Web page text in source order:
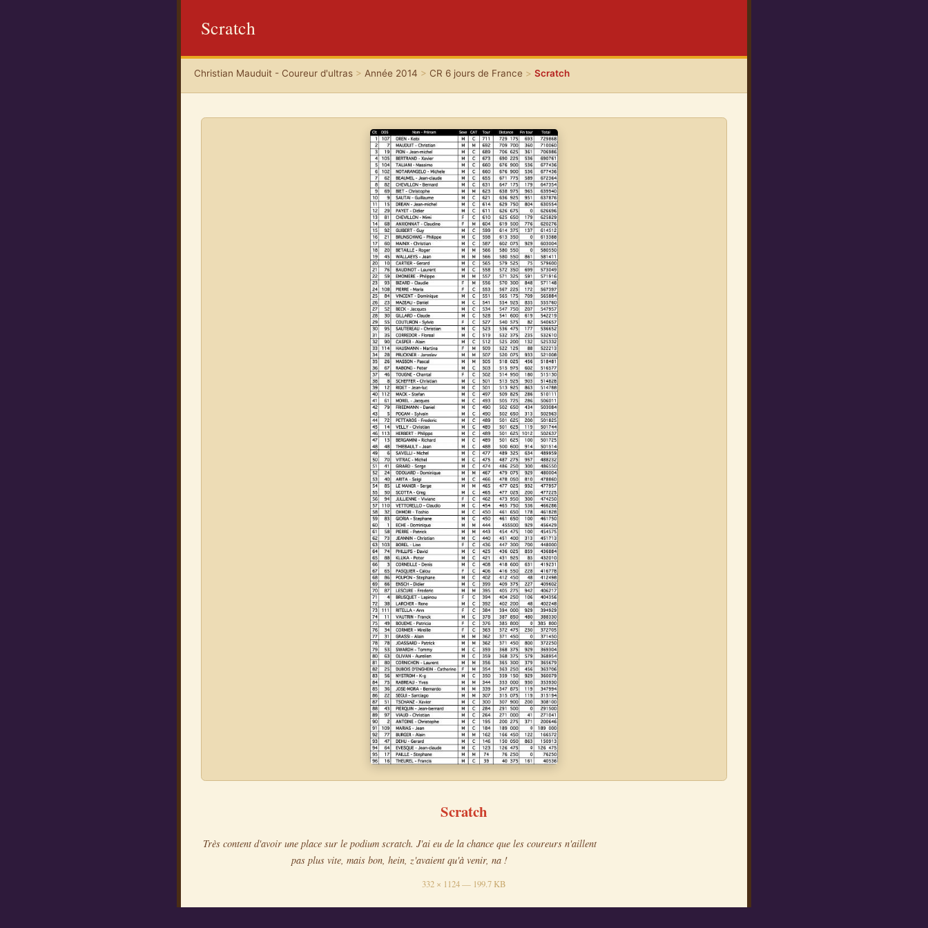
Scratch
Christian Mauduit - Coureur d'ultras > Année 2014 > CR 6 jours de France >Scratch
Scratch
Très content d'avoir une place sur le podium scratch. J'ai eu de la chance que les coureurs n'aillent
pas plus vite, mais bon, hein, z'avaient qu'à venir, na !
332 × 1124 — 199.7 KB